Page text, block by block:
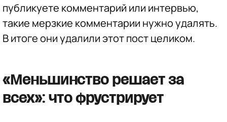
публикуете комментарий или интервью,
такие мерзкие комментарии нужно удалять.
В итоге они удалили этот пост целиком.
«Меньшинство решает за
всех»: что фрустрирует